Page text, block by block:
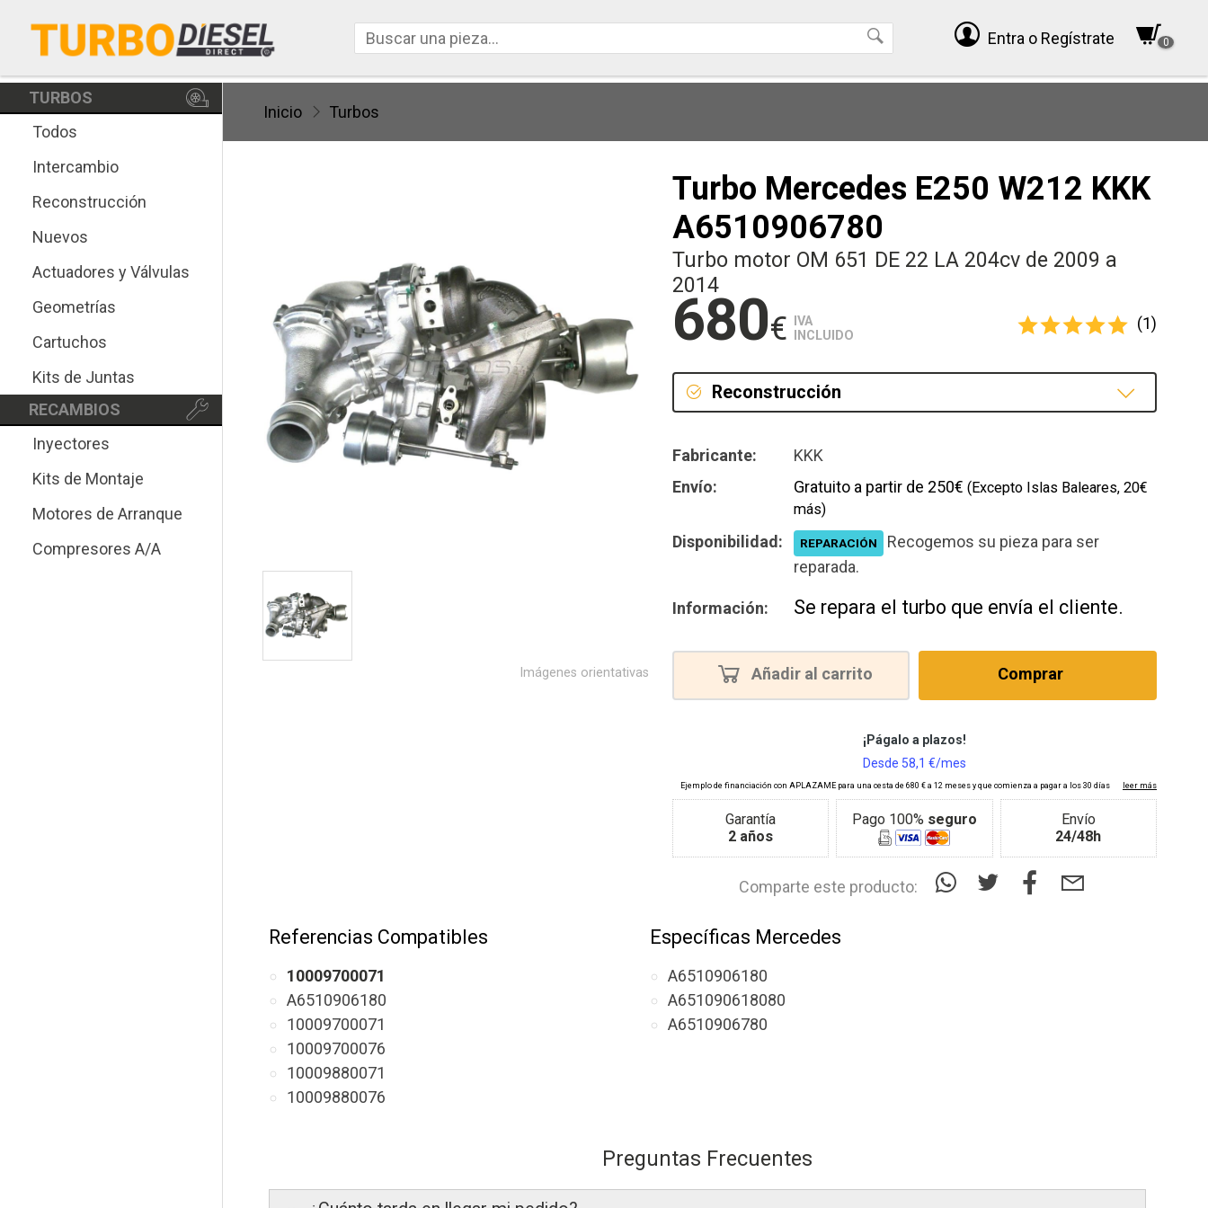
Entra o Regístrate 0
TURBOS
Todos
Intercambio
Reconstrucción
Nuevos
Actuadores y Válvulas
Geometrías
Cartuchos
Kits de Juntas
RECAMBIOS
Inyectores
Kits de Montaje
Motores de Arranque
Compresores A/A
Inicio Turbos
Turbo Mercedes E250 W212 KKK
A6510906780
Turbo motor OM 651 DE 22 LA 204cv de 2009 a
2014
680€
IVA
INCLUIDO
(1)
Reconstrucción
Fabricante:
KKK
Envío:
Gratuito a partir de 250€ (Excepto Islas Baleares, 20€
más)
Disponibilidad: REPARACIÓN
Recogemos su pieza para ser
reparada.
Información: Se repara el turbo que envía el cliente.
Añadir al carrito Comprar
Garantía
2 años
Pago 100% seguro
Envío
24/48h
Comparte este producto:
Imágenes orientativas
Referencias Compatibles
10009700071
A6510906180
10009700071
10009700076
10009880071
10009880076
Específicas Mercedes
A6510906180
A651090618080
A6510906780
Preguntas Frecuentes